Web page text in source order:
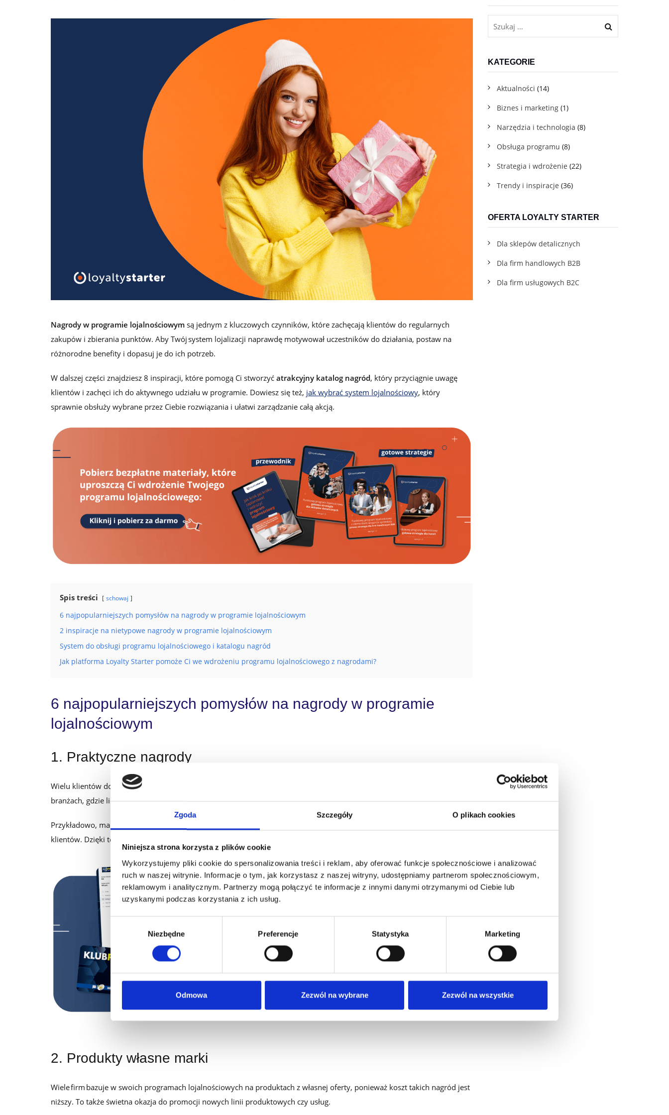
Zgoda Szczegóły O plikach cookies
Niniejsza strona korzysta z plików cookie
Wykorzystujemy pliki cookie do spersonalizowania treści i reklam, aby oferować funkcje społecznościowe i analizować
ruch w naszej witrynie. Informacje o tym, jak korzystasz z naszej witryny, udostępniamy partnerom społecznościowym,
reklamowym i analitycznym. Partnerzy mogą połączyć te informacje z innymi danymi otrzymanymi od Ciebie lub
uzyskanymi podczas korzystania z ich usług.
Niezbędne Preferencje Statystyka Marketing
Odmowa Zezwól na wybrane Zezwól na wszystkie
producentów, hurtowni, dystrybutorów i sklepów
branżowych
Dla firm usługowych B2C
Program lojalnościowy w telefonie dla gastronomii, beauty,
fitnessu i innych branż usługowych
Opinie
Dowiedz się, co o platformie Loyalty Starter myślą jej
użytkownicy
Darmowe materiały do pobrania
Pobierz pakiet praktycznych e-booków, które pomogą Ci
we wdrożeniu
Programy lojalnościowe krok po kroku
Zobacz przewodnik wprowadzający w temat programów
Baza wiedzy
Dowiedz się więcej o konfiguracji programu
lojalnościowego w Loyalty Starter
Sprawdź eksperckie artykuły z wiedzą i praktycznymi
wskazówkami
Zamów darmową konsultację
Nagrody w programie lojalnościowym są jednym z kluczowych czynników, które zachęcają klientów do regularnych
zakupów i zbierania punktów. Aby Twój system lojalizacji naprawdę motywował uczestników do działania, postaw na
różnorodne benefity i dopasuj je do ich potrzeb.
W dalszej części znajdziesz 8 inspiracji, które pomogą Ci stworzyć atrakcyjny katalog nagród, który przyciągnie uwagę
klientów i zachęci ich do aktywnego udziału w programie. Dowiesz się też, jak wybrać system lojalnościowy, który
sprawnie obsłuży wybrane przez Ciebie rozwiązania i ułatwi zarządzanie całą akcją.
Spis treści schowaj
6 najpopularniejszych pomysłów na nagrody w programie lojalnościowym
2 inspiracje na nietypowe nagrody w programie lojalnościowym
System do obsługi programu lojalnościowego i katalogu nagród
Jak platforma Loyalty Starter pomoże Ci we wdrożeniu programu lojalnościowego z nagrodami?
6 najpopularniejszych pomysłów na nagrody w programie
lojalnościowym
1. Praktyczne nagrody
Wielu klientów docenia upominki, które przydają się w codziennej pracy lub w domu. Sprawdzają się szczególnie w tych
branżach, gdzie liczy się użyteczność, np. w branży remontowo-budowlanej.
Przykładowo, marka Profit proponuje ubrania robocze czy elektronarzędzia, które idealnie wpisują się w potrzeby jej
klientów. Dzięki temu program lojalnościowy staje się realnym wsparciem w ich działalności biznesowej.
2. Produkty własne marki
Wiele firm bazuje w swoich programach lojalnościowych na produktach z własnej oferty, ponieważ koszt takich nagród jest
niższy. To także świetna okazja do promocji nowych linii produktowych czy usług.
KATEGORIE
Aktualności (14)
Biznes i marketing(1)
Narzędzia i technologia (8)
Obsługa programu (8)
Strategia i wdrożenie (22)
Trendy i inspiracje (36)
OFERTA LOYALTY STARTER
Dla sklepów detalicznych
Dla firm handlowych B2B
Dla firm usługowych B2C